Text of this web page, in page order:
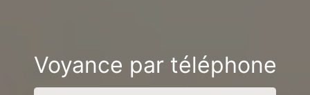
Voyance par téléphone